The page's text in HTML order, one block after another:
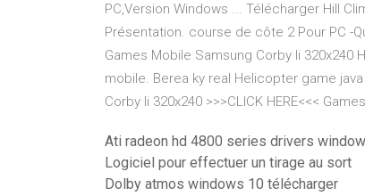
PC,Version Windows ... Télécharger Hill
Présentation. course de côte 2 Pour PC -
Games Mobile Samsung Corby Ii
mobile. Berea ky real Helicopter game
Corby Ii 320x240 >>>CLICK HERE<<<
Ati radeon hd 4800 series drivers
Logiciel pour effectuer un tirage au sort
Dolby atmos windows 10 télécharger